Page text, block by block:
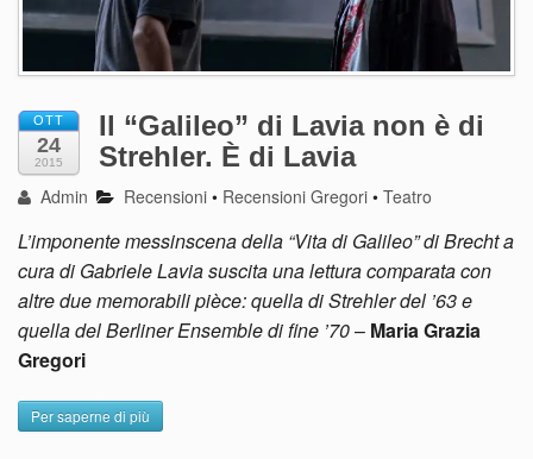
OTT
24
2015
Il “Galileo” di Lavia non è di
Strehler. È di Lavia
Admin Recensioni • Recensioni Gregori •Teatro
L’imponente messinscena della “Vita di Galileo” di Brecht a
cura di Gabriele Lavia suscita una lettura comparata con
altre due memorabili pièce: quella di Strehler del ’63 e
quella del Berliner Ensemble di fine ’70– Maria Grazia
Gregori
Per saperne di più